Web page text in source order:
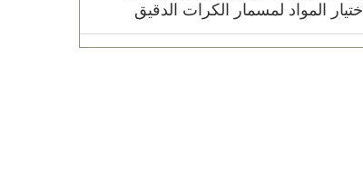
اختيار المواد لمسمار الكرات الدقيق